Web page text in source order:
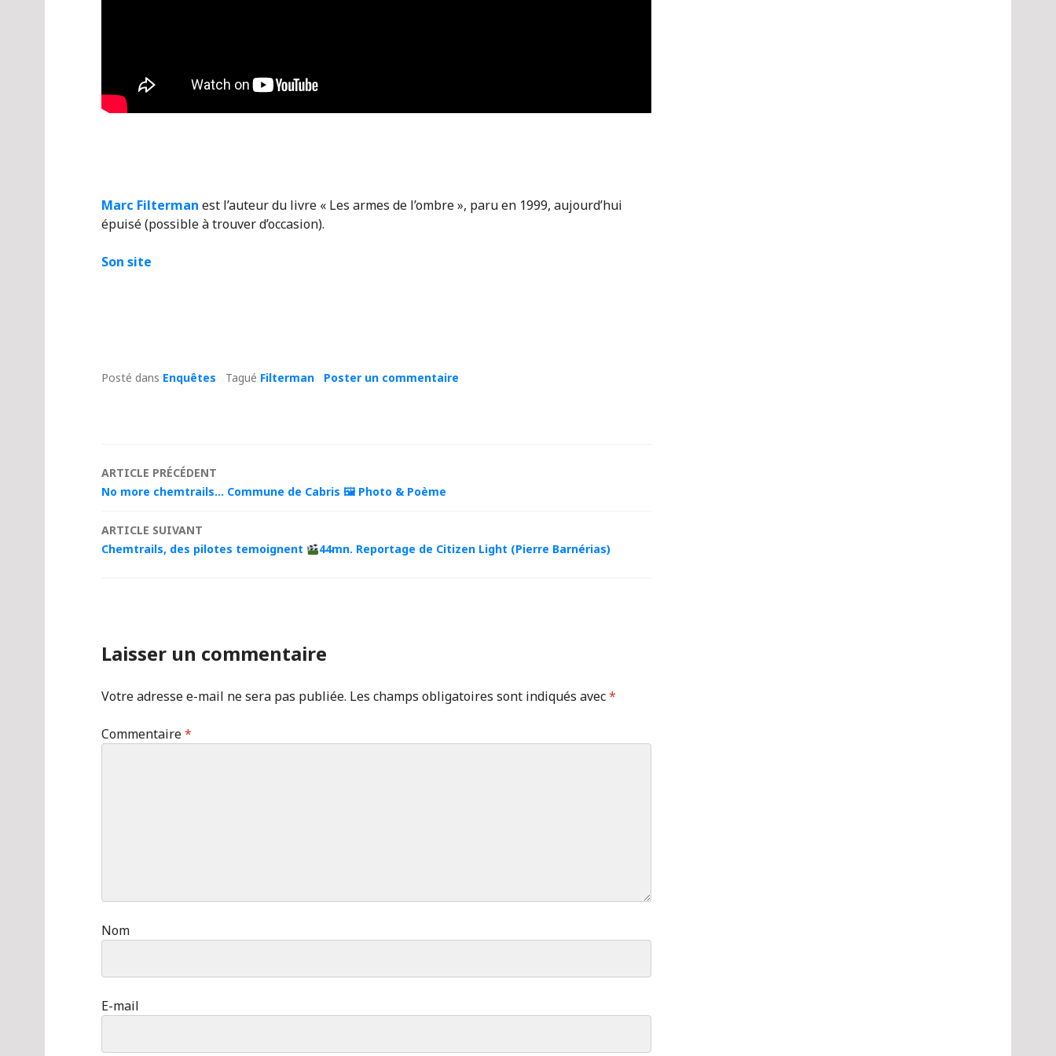
Marc Filterman est l’auteur du livre « Les armes de l’ombre », paru en 1999, aujourd’hui
épuisé (possible à trouver d’occasion).
Son site
Posté dans Enquêtes Tagué Filterman Poster un commentaire
Navigation
articles
ARTICLE PRÉCÉDENT
No more chemtrails… Commune de Cabris 🖼 Photo & Poème
ARTICLE SUIVANT
Chemtrails, des pilotes temoignent
44mn. Reportage de Citizen Light (Pierre Barnérias)
Laisser un commentaire
Votre adresse e-mail ne sera pas publiée. Les champs obligatoires sont indiqués avec*
Commentaire*
Nom
E-mail